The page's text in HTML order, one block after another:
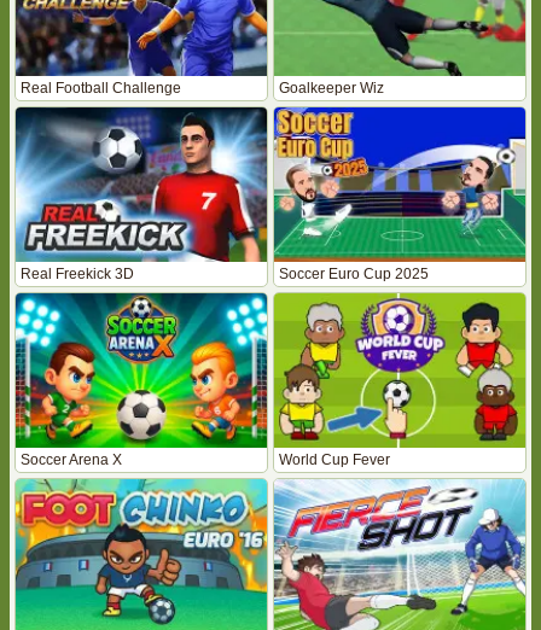
Real Football Challenge Goalkeeper Wiz
Real Freekick 3D Soccer Euro Cup 2025
Soccer Arena X World Cup Fever